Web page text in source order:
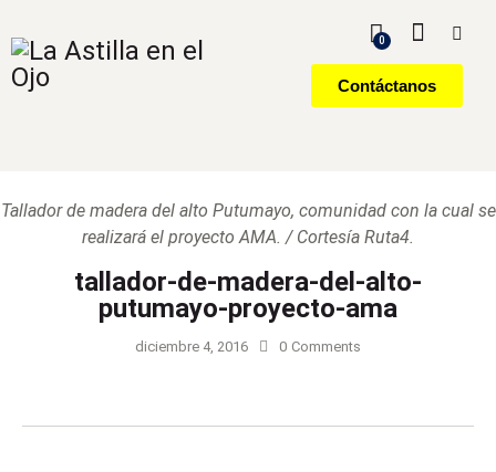
0
Contáctanos
Tallador de madera del alto Putumayo, comunidad con la cual se
realizará el proyecto AMA. / Cortesía Ruta4.
tallador-de-madera-del-alto-
putumayo-proyecto-ama
diciembre 4, 2016 0 Comments